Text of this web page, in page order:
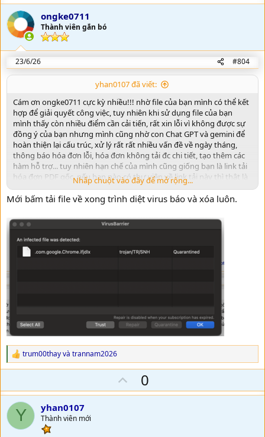
*** 05/02/2025: Thêm code tải file Zip và trích xuất dữ liệu hóa đơn
từ file XML. Sửa một số lỗi.
*** 23/02/2025: Sửa lỗi hiển thị sai <Trạng thái hóa đơn>.
*** 10/05/2026: Cập nhật do trang hoadondientu thay đổi thiết kế.
*** 19/05/2026: Sửa lỗi hiển thị sai trạng thái hoá đơn.
t
i
o
n
:
e
ongke0711
Thành viên gắn bó
23/6/26 #804
yhan0107 đã viết:
Cám ơn ongke0711 cực kỳ nhiều!!! nhờ file của bạn mình có thể kết
hợp để giải quyết công việc, tuy nhiên khi sử dụng file của bạn
mình thấy còn nhiều điểm cần cải tiến, rất xin lỗi vì không được sự
đồng ý của bạn nhưng mình cũng nhờ con Chat GPT và gemini để
hoàn thiện lại cấu trúc, xử lý rất rất nhiều vấn đề về ngày tháng,
thông báo hóa đơn lỗi, hóa đơn không tải đc chi tiết, tạo thêm các
hàm hỗ trợ... tuy nhiên hạn chế của mình cũng giống bạn là link tải
hóa đơn PDF gốc, nếu bạn nào có thư viện về link tải này thì thật là
tuyệt với, file sẽ hoàn thiện hơn rất nhiều!!! mình xin gửi lại file
mình đã sửa mong sự góp ý của các bạn!!! một lần nữa xin cám ơn
Nhấp chuột vào đây để mở rộng...
Mới bấm tải file về xong trình diệt virus báo và xóa luôn.
R
e
t
i
n
trum00thayvà trannam2026
U
p
0
Y yhan0107
Thành viên mới